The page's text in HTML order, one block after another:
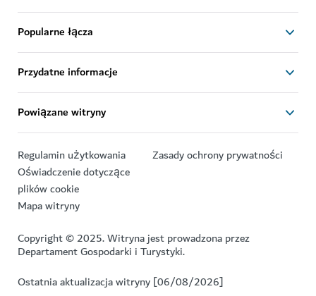
Popularne łącza
Przydatne informacje
Powiązane witryny
Regulamin użytkowania
Zasady ochrony prywatności
Oświadczenie dotyczące
plików cookie
Mapa witryny
Copyright © 2025. Witryna jest prowadzona przez
Departament Gospodarki i Turystyki.
Ostatnia aktualizacja witryny [06/08/2026]